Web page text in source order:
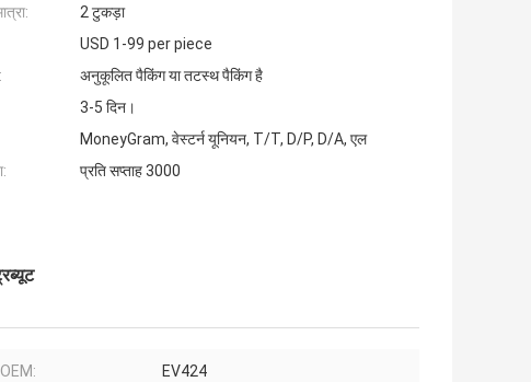
2 टुकड़ा
USD 1-99 per piece
अनुकूलित पैकिंग या तटस्थ पैकिंग है
3-5 दिन।
MoneyGram, वेस्टर्न यूनियन, T/T, D/P, D/A, एल
प्रति सप्ताह 3000
OEM: EV424